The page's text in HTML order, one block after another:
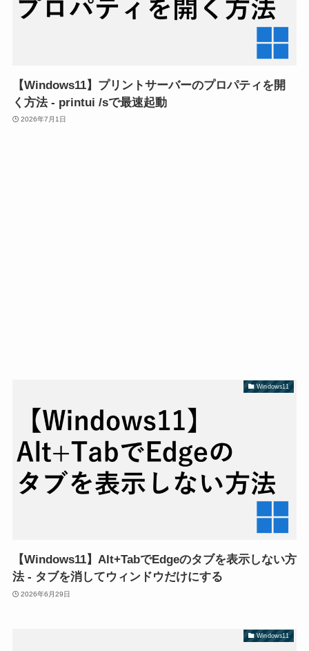
【Windows11】プリントサーバーのプロパティを開
く方法 - printui /sで最速起動
2026年7月1日
Windows11
【Windows11】Alt+TabでEdgeのタブを表示しない方
法 - タブを消してウィンドウだけにする
2026年6月29日
Windows11